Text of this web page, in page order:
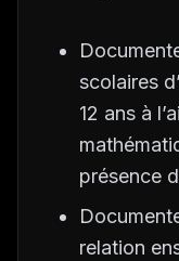
scolaires
12 ans à
présence
relation